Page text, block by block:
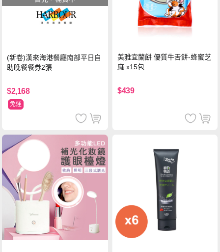
(新卷)漢來海港餐廳南部平日自
助晚餐餐券2張
$2,168
免運
美雅宜蘭餅 優質牛舌餅-蜂蜜芝
麻 x15包
$439